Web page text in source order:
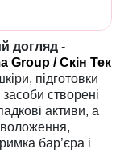
догляд -
Group / Скін Тек
підготовки
засоби створені
активи, а
бар’єра і